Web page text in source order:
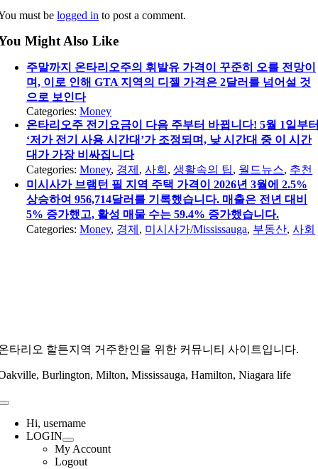
must belogged in to post a comment.
Might Also Like
주말까지 온타리오주의 휘발유 가격이 꾸준히 오를 전망이
며, 이로 인해 GTA 지역의 디젤 가격은 2달러를 넘어설 것
으로 보인다
Categories:Money
온타리오주 전기요금이 다음 주부터 바뀝니다! 5월 1일부
‘저가 전기 사용 시간대’가 조정되며, 낮 시간대 중 이 시간
대가 가장 비싸집니다
Categories:Money, 경제 ,사회 ,생활속의 팁, 월드뉴스, 추천
미시사가 브램턴 필 지역 주택 가격이 2026년 3월에 2.5%
상승하여 956,714달러를 기록했습니다. 매출은 전년 대비
5% 증가했고, 활성 매물 수는 59.4% 증가했습니다.
Categories:Money, 경제 , 미시사가/Mississauga, 부동산,사회
타리오 할튼지역 거주한인을 위한 커뮤니티 사이트입니다.
Burlington, Milton, Mississauga, Hamilton, Niagara life
Toggle
NavigationHi, username
LOGIN
My Account
Logout